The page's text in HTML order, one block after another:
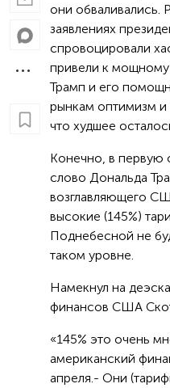
они обваливались.
заявлениях
спровоцировали
привели к мощному
Трамп и его
рынкам оптимизм и
что худшее
Конечно, в первую
слово Дональда
возглавляющего
высокие (145%)
Поднебесной не
таком уровне.
Намекнул на
финансов США
«145% это очень
американский
апреля.- Они